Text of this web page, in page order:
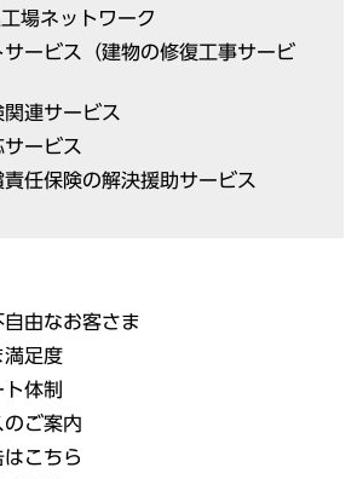
場ネットワーク
サービス（建物の修復工事サービ
連サービス
ービス
任保険の解決援助サービス
由なお客さま
満足度
体制
のご案内
こちら